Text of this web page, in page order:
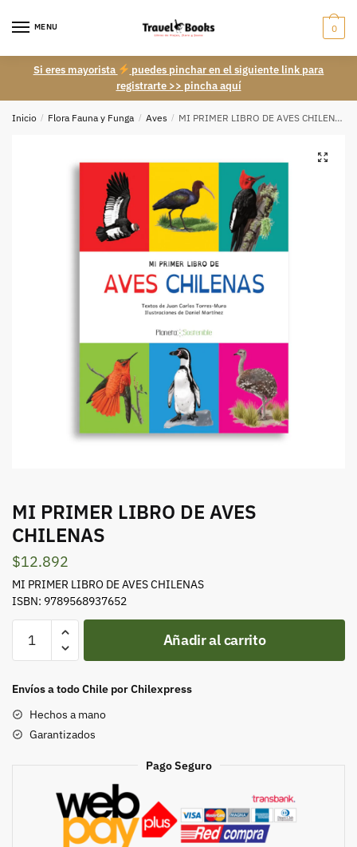
MENU 0
Si eres mayorista
puedes pinchar en el siguiente link para
registrarte >> pincha aquí
Inicio / Flora Fauna y Funga / Aves / MI PRIMER LIBRO DE AVES CHILENAS
MI PRIMER LIBRO DE AVES
CHILENAS
$12.892
MI PRIMER LIBRO DE AVES CHILENAS
ISBN: 9789568937652
PRIMER
DE
CHILENAS
cantidad
Añadir al carrito
Envíos a todo Chile por Chilexpress
Hechos a mano
Garantizados
Pago Seguro